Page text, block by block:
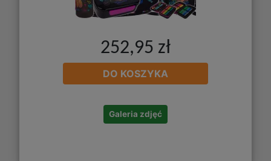
252,95 zł
DO KOSZYKA
Galeria zdjęć